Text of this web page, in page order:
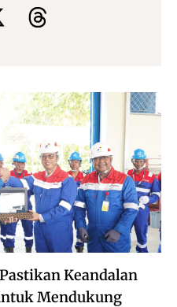
Keandalan
Mendukung